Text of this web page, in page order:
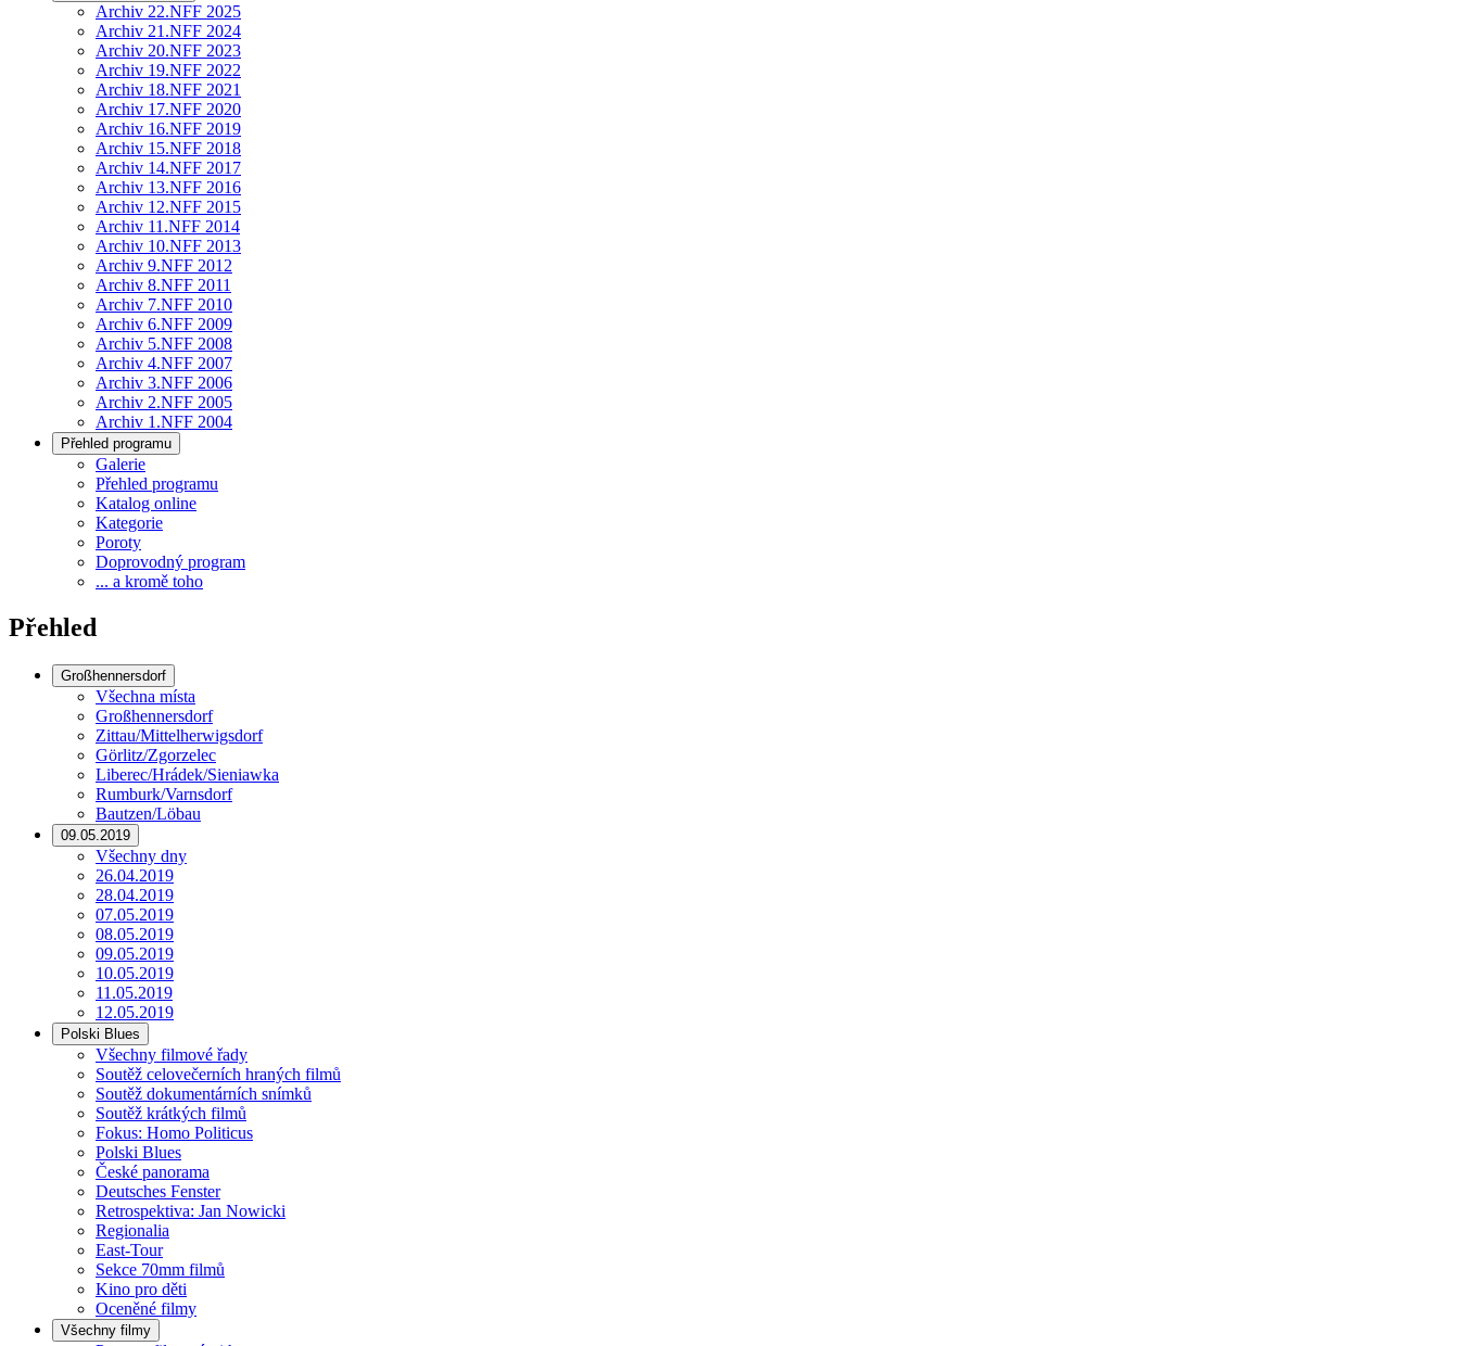
Archiv 22.NFF 2025
Archiv 21.NFF 2024
Archiv 20.NFF 2023
Archiv 19.NFF 2022
Archiv 18.NFF 2021
Archiv 17.NFF 2020
Archiv 16.NFF 2019
Archiv 15.NFF 2018
Archiv 14.NFF 2017
Archiv 13.NFF 2016
Archiv 12.NFF 2015
Archiv 11.NFF 2014
Archiv 10.NFF 2013
Archiv 9.NFF 2012
Archiv 8.NFF 2011
Archiv 7.NFF 2010
Archiv 6.NFF 2009
Archiv 5.NFF 2008
Archiv 4.NFF 2007
Archiv 3.NFF 2006
Archiv 2.NFF 2005
Archiv 1.NFF 2004
Přehled programu
Galerie
Přehled programu
Katalog online
Kategorie
Poroty
Doprovodný program
... a kromě toho
Přehled
Großhennersdorf
Všechna místa
Großhennersdorf
Zittau/Mittelherwigsdorf
Görlitz/Zgorzelec
Liberec/Hrádek/Sieniawka
Rumburk/Varnsdorf
Bautzen/Löbau
09.05.2019
Všechny dny
26.04.2019
28.04.2019
07.05.2019
08.05.2019
09.05.2019
10.05.2019
11.05.2019
12.05.2019
Polski Blues
Všechny filmové řady
Soutěž celovečerních hraných filmů
Soutěž dokumentárních snímků
Soutěž krátkých filmů
Fokus: Homo Politicus
Polski Blues
České panorama
Deutsches Fenster
Retrospektiva: Jan Nowicki
Regionalia
East-Tour
Sekce 70mm filmů
Kino pro děti
Oceněné filmy
Všechny filmy